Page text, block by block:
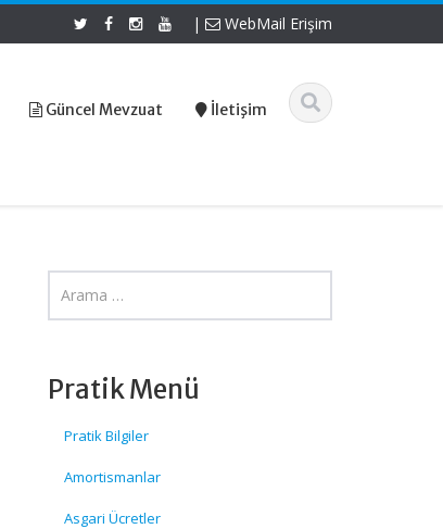
| WebMail Erişim
Güncel Mevzuat İletişim
Pratik Menü
Pratik Bilgiler
Amortismanlar
Asgari Ücretler